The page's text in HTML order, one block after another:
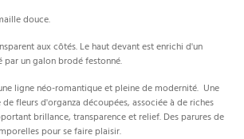
douce.
aux côtés. Le haut devant est enrichi d'un
un galon brodé festonné.
ligne néo-romantique et pleine de modernité. Une
fleurs d'organza découpées, associée à de riches
brillance, transparence et relief. Des parures de
pour se faire plaisir.